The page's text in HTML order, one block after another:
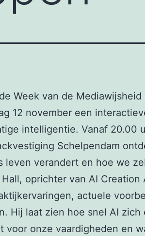
Week van de
12 november een
intelligentie. Vanaf 20.00
Schelpendam
leven verandert en hoe we
Hall, oprichter van AI Creation
actuele
Hij laat zien hoe snel AI
voor onze vaardigheden en